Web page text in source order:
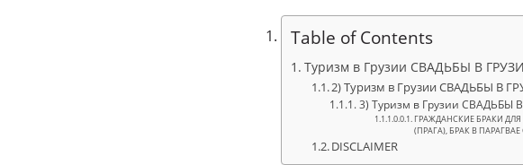
Table of Contents
Туризм в Грузии СВАДЬБЫ В
2) Туризм в Грузии СВАДЬБЫ В
3) Туризм в Грузии СВАДЬБЫ
ГРАЖДАНСКИЕ БРАКИ
(ПРАГА), БРАК В
DISCLAIMER